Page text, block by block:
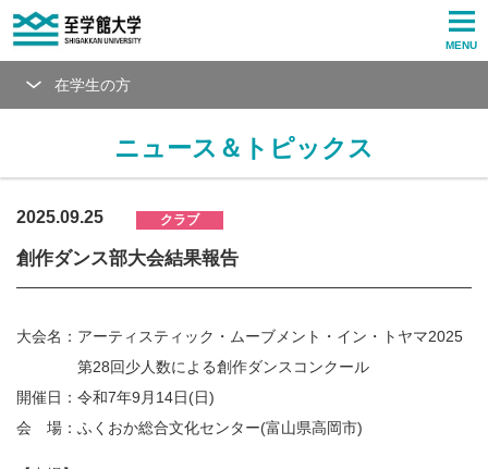
MENU
在学生の方
ニュース＆トピックス
2025.09.25 クラブ
創作ダンス部大会結果報告
大会名：アーティスティック・ムーブメント・イン・トヤマ2025
第28回少人数による創作ダンスコンクール
開催日：令和7年9月14日(日)
会 場：ふくおか総合文化センター(富山県高岡市)